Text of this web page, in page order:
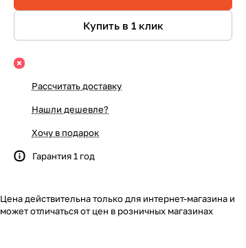
Купить в 1 клик
Рассчитать доставку
Нашли дешевле?
Хочу в подарок
Гарантия 1 год
Цена действительна только для интернет-магазина и
может отличаться от цен в розничных магазинах